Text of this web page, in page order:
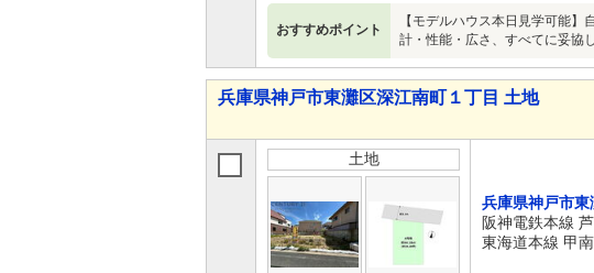
おすすめポイント
【モデルハウス本日見学可能
計・性能・広さ、すべてに妥協
兵庫県神戸市東灘区深江南町１丁目 土地
土地
兵庫県神戸市東
阪神電鉄本線
東海道本線 甲